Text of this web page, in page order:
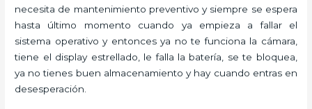
necesita de mantenimiento preventivo y siempre se espera
hasta último momento cuando ya empieza a fallar el
sistema operativo y entonces ya no te funciona la cámara,
tiene el display estrellado, le falla la batería, se te bloquea,
ya no tienes buen almacenamiento y hay cuando entras en
desesperación.